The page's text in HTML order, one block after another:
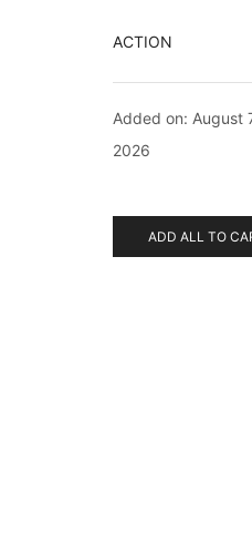
ACTION
Added on: August
2026
ADD ALL TO